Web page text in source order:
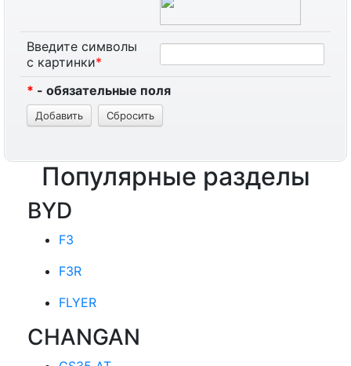
Введите символы
с картинки*
* - обязательные поля
Популярные разделы
BYD
F3
F3R
FLYER
CHANGAN